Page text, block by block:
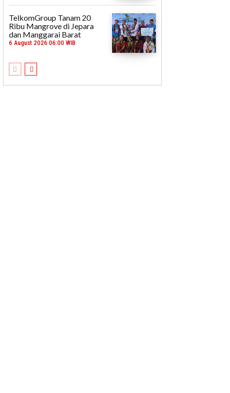
TelkomGroup Tanam 20
Ribu Mangrove di Jepara
dan Manggarai Barat
6 August 2026 06:00 WIB